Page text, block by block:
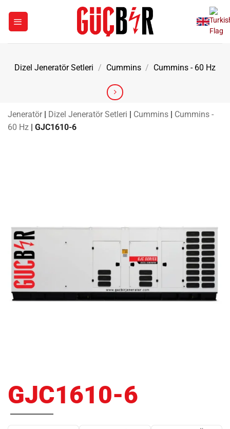
Dizel Jeneratör Setleri / Cummins / Cummins - 60 Hz
Jeneratör | Dizel Jeneratör Setleri | Cummins | Cummins -
60 Hz | GJC1610-6
GJC1610-6